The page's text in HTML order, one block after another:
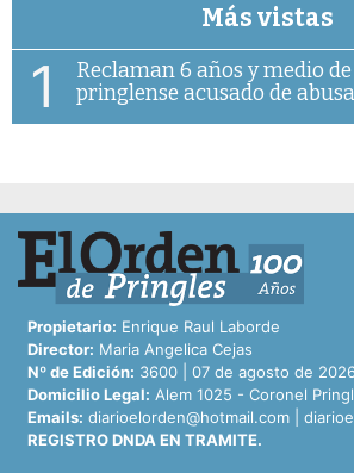
Más vistas
1
Reclaman 6 años y medio
pringlense acusado de
Propietario: Enrique Raul Laborde
Director: Maria Angelica Cejas
Nº de Edición: 3600 | 07 de agosto de
Domicilio Legal: Alem 1025 - Coronel
Emails: diarioelorden@hotmail.com
REGISTRO DNDA EN TRAMITE.